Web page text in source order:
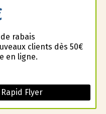
rabais
clients dès 50€
en ligne.
Flyer